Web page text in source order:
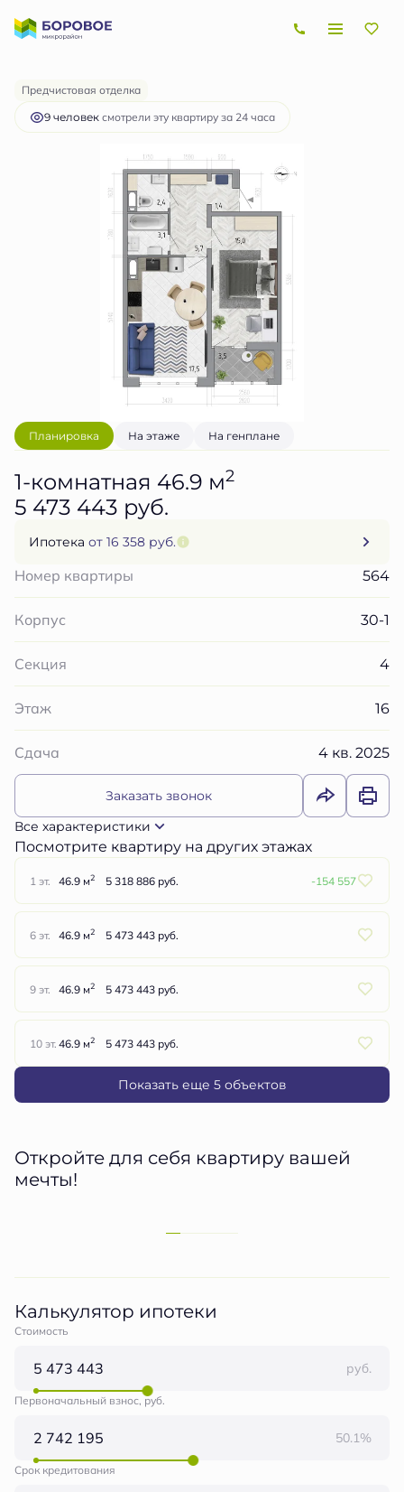
1-комнатная46.9 м 5 473 443 руб.
Ипотекаот 16 358 руб.
Предчистовая отделка
9 человек смотрели эту квартиру за 24 часа
Планировка На этаже На генплане
1-комнатная 46.9 м2
5 473 443 руб.
Ипотека от 16 358 руб.
Номер квартиры 564
Корпус 30-1
Секция 4
Этаж 16
Сдача 4 кв. 2025
Заказать звонок
Все характеристики
Посмотрите квартиру на других этажах
1 эт. 46.9 м2 5 318 886 руб. -154 557
6 эт. 46.9 м2 5 473 443 руб.
9 эт. 46.9 м2 5 473 443 руб.
10 эт. 46.9 м2 5 473 443 руб.
Показать еще 5 объектов
Откройте для себя квартиру вашей
мечты!
Калькулятор ипотеки
Стоимость
руб.
Первоначальный взнос, руб.
50.1%
Срок кредитования